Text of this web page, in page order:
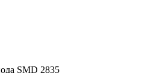
SMD 2835